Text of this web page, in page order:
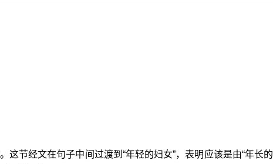
节经文在句子中间过渡到“年轻的妇女”，表明应该是由“年长